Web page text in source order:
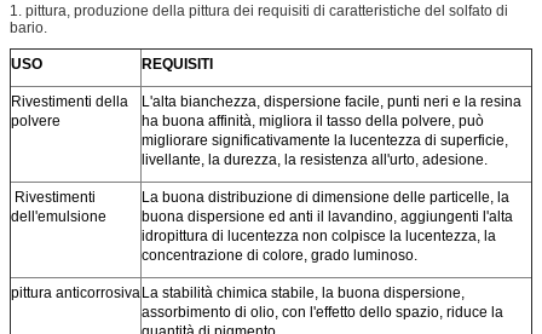
1. pittura, produzione della pittura dei requisiti di caratteristiche del solfato di
bario.
USO REQUISITI
Rivestimenti della
polvere
L'alta bianchezza, dispersione facile, punti neri e la resina
ha buona affinità, migliora il tasso della polvere, può
migliorare significativamente la lucentezza di superficie,
livellante, la durezza, la resistenza all'urto, adesione.
Rivestimenti
dell'emulsione
La buona distribuzione di dimensione delle particelle, la
buona dispersione ed anti il lavandino, aggiungenti l'alta
idropittura di lucentezza non colpisce la lucentezza, la
concentrazione di colore, grado luminoso.
pittura anticorrosivaLa stabilità chimica stabile, la buona dispersione,
assorbimento di olio, con l'effetto dello spazio, riduce la